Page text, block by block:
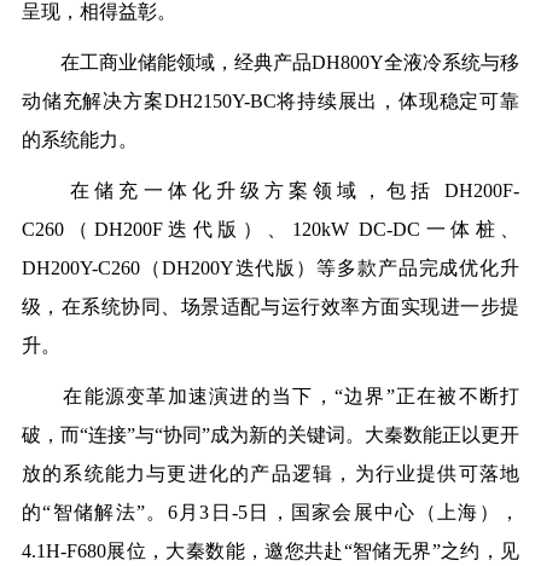
呈现，相得益彰。
在工商业储能领域， 经典产品DH800Y全液冷系统与移
动储充解决方案DH2150Y-BC将持续展出，体现稳定可靠
的系统能力。
在储充一体化升级方案领域， 包括 DH200F-
C260（DH200F迭代版）、120kW DC-DC一体桩、
DH200Y-C260（DH200Y迭代版）等多款产品完成优化升
级，在系统协同、场景适配与运行效率方面实现进一步提
升。
在能源变革加速演进的当下，“边界”正在被不断打
破，而“连接”与“协同”成为新的关键词。大秦数能正以更开
放的系统能力与更进化的产品逻辑，为行业提供可落地
的“智储解法”。 6月3日-5日，国家会展中心（上海），
4.1H-F680展位， 大秦数能，邀您共赴“智储无界”之约，见